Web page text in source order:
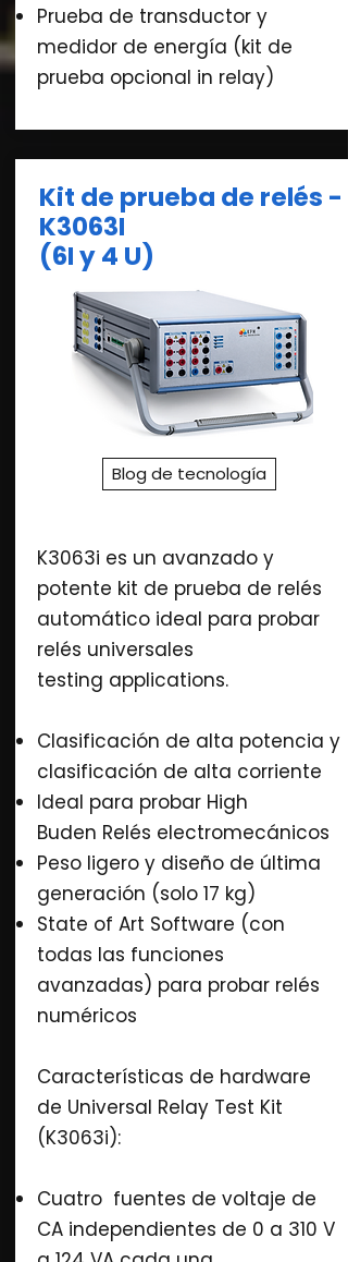
Prueba de transductor y
medidor de energía (kit de
prueba opcional in relay)
Kit de prueba de relés -
K3063I
(6I y 4 U)
Blog de tecnología
K3063i es un avanzado y
potente kit de prueba de relés
automático ideal para probar
relés universales
testing applications.
Clasificación de alta potencia y
clasificación de alta corriente
Ideal para probar High
Buden Relés electromecánicos
Peso ligero y diseño de última
generación (solo 17 kg)
State of Art Software (con
todas las funciones
avanzadas) para probar relés
numéricos
Características de hardware
de Universal Relay Test Kit
(K3063i):
Cuatro fuentes de voltaje de
CA independientes de 0 a 310 V